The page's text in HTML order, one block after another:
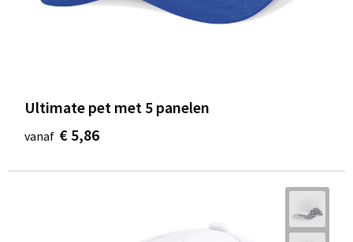
Ultimate pet met 5 panelen
vanaf € 5,86